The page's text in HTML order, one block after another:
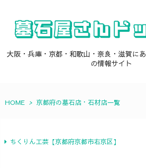
大阪・兵庫・京都・和歌山・奈良・滋賀に
の情報サイト
HOME > 京都府の墓石店・石材店一覧
ちくりん工芸【京都府京都市右京区】